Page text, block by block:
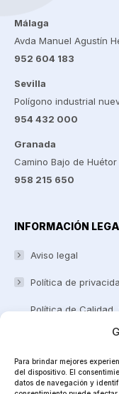
Para brindar mejores
del dispositivo. El
datos de navegación y
Málaga
Avda Manuel Agustín
952 604 183
Sevilla
Polígono industrial
954 432 000
Granada
Camino Bajo de
958 215 650
INFORMACIÓN
Aviso legal
Política de
Política de
Canal Ético